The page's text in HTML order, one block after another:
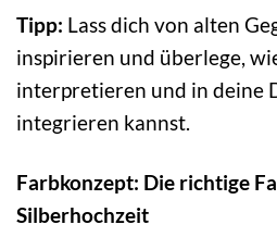
Tipp: Lass dich von alten
inspirieren und überlege,
interpretieren und in deine
integrieren kannst.
Farbkonzept: Die richtige
Silberhochzeit